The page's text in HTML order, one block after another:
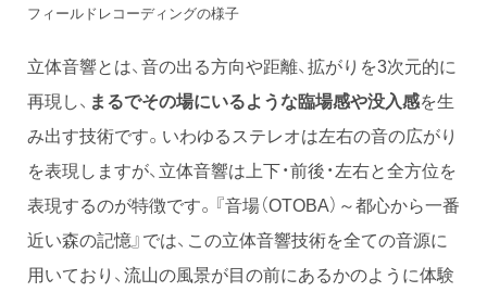
フィールドレコーディングの様子
立体音響とは、音の出る方向や距離、拡がりを3次元的に
再現し、 まるでその場にいるような臨場感や没入感を生
み出す技術です。いわゆるステレオは左右の音の広がり
を表現しますが、立体音響は上下・前後・左右と全方位を
表現するのが特徴です。『音場（OTOBA）～都心から一番
近い森の記憶』では、この立体音響技術を全ての音源に
用いており、流山の風景が目の前にあるかのように体験